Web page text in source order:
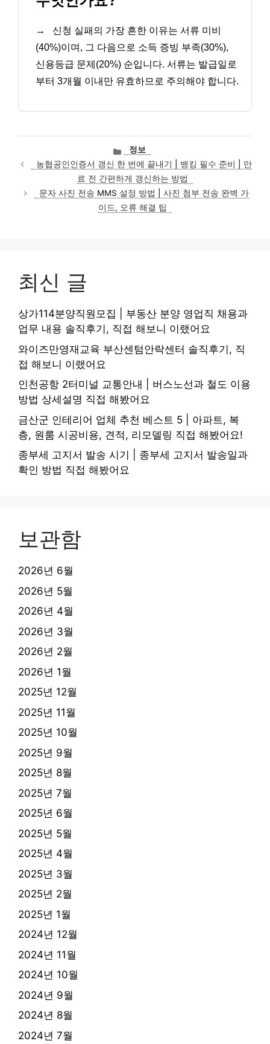
→
신청 실패의 가장 흔한 이유는 서류 미비
(40%)이며, 그 다음으로 소득 증빙 부족(30%),
신용등급 문제(20%) 순입니다. 서류는 발급일로
부터 3개월 이내만 유효하므로 주의해야 합니다.
카
테
고
리
정보
농협공인인증서 갱신 한 번에 끝내기 | 뱅킹 필수 준비 | 만
료 전 간편하게 갱신하는 방법
문자 사진 전송 MMS 설정 방법 | 사진 첨부 전송 완벽 가
이드, 오류 해결 팁
최신 글
상가114분양직원모집 | 부동산 분양 영업직 채용과
업무 내용 솔직후기, 직접 해보니 이랬어요
와이즈만영재교육 부산센텀안락센터 솔직후기, 직
접 해보니 이랬어요
인천공항 2터미널 교통안내 | 버스노선과 철도 이용
방법 상세설명 직접 해봤어요
금산군 인테리어 업체 추천 베스트 5 | 아파트, 복
층, 원룸 시공비용, 견적, 리모델링 직접 해봤어요!
종부세 고지서 발송 시기 | 종부세 고지서 발송일과
확인 방법 직접 해봤어요
보관함
2026년 6월
2026년 5월
2026년 4월
2026년 3월
2026년 2월
2026년 1월
2025년 12월
2025년 11월
2025년 10월
2025년 9월
2025년 8월
2025년 7월
2025년 6월
2025년 5월
2025년 4월
2025년 3월
2025년 2월
2025년 1월
2024년 12월
2024년 11월
2024년 10월
2024년 9월
2024년 8월
2024년 7월